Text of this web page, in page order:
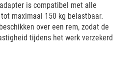
is compatibel met alle
maximaal 150 kg belastbaar.
over een rem, zodat de
tijdens het werk verzekerd